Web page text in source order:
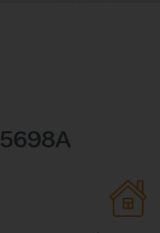
5698A